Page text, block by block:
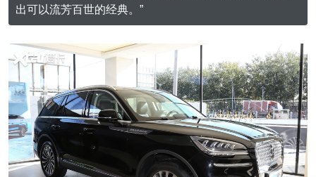
出可以流芳百世的经典。”